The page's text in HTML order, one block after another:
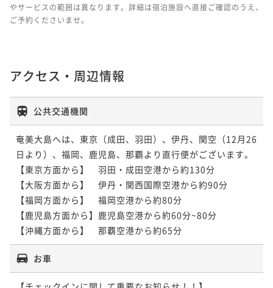
やサービスの範囲は異なります。詳細は宿泊施設へ直接ご確認のうえ、
ご予約くださいませ。
アクセス・周辺情報
公共交通機関
奄美大島へは、東京（成田、羽田）、伊丹、関空（12月26
日より）、福岡、鹿児島、那覇より直行便がございます。
【東京方面から】　羽田・成田空港から約130分
【大阪方面から】　伊丹・関西国際空港から約90分
【福岡方面から】　福岡空港から約80分
【鹿児島方面から】鹿児島空港から約60分~80分
お車